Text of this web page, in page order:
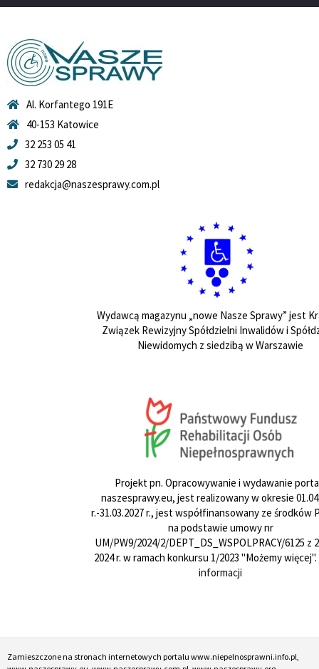
Al. Korfantego 191E
40-153 Katowice
32 253 05 41
32 730 29 28
redakcja@naszesprawy.com.pl
Wydawcą magazynu „nowe Nasze Sprawy” jest
Związek Rewizyjny Spółdzielni Inwalidów i
Niewidomych z siedzibą w Warszawie
Projekt pn. Opracowywanie i wydawanie
naszesprawy.eu, jest realizowany w okresie
r.-31.03.2027 r., jest współfinansowany ze środków
na podstawie umowy nr
UM/PW9/2024/2/DEPT_DS_WSPOLPRACY/6125 z
2024 r. w ramach konkursu 1/2023 "Możemy więcej".
informacji
Zamieszczone na stronach internetowych portalu www.niepelnosprawni.info.pl,